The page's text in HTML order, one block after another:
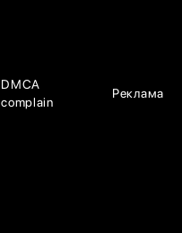
DMCA
complain
Реклама